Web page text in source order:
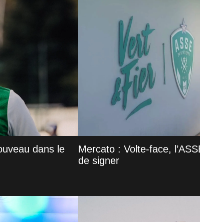
dans le
Mercato : Volte-face,
de signer